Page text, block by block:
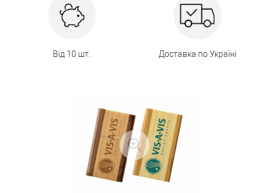
Від 10 шт. Доставка по Україні